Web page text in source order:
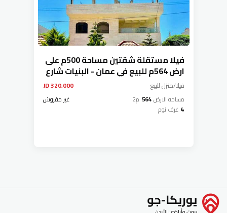
فيلا مستقلة شقتين مساحة 500م على
ارض 564م للبيع في عمان - البنيات شارع
الحرية منطقة فلل
فيلا/منزلللبيع 320,000 JD
مساحة الارض 564 م2
غير مفروش
4 غرف نوم